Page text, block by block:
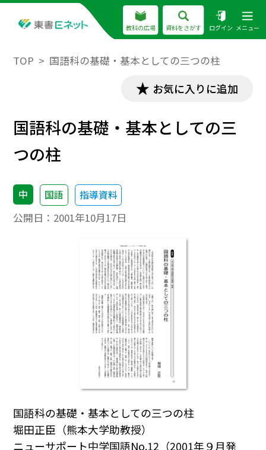
教科の広場 資料をさがす ログイン メニュー
TOP 国語科の基礎・基本としての三つの柱
お気に入りに追加
国語科の基礎・基本としての三
つの柱
中 国語 指導資料
公開日： 2001年10月17日
国語科の基礎・基本としての三つの柱
堀田正臣（熊本大学助教授）
ニューサポート中学国語No.12（2001年９月発